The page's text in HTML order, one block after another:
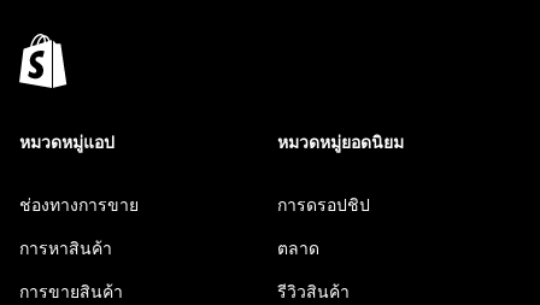
หมวดหมู่แอป
ช่องทางการขาย
การหาสินค้า
การขายสินค้า
หมวดหมู่ยอดนิยม
การดรอปชิป
ตลาด
รีวิวสินค้า